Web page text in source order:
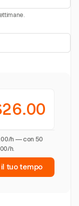
h — con 50
h.
tuo tempo